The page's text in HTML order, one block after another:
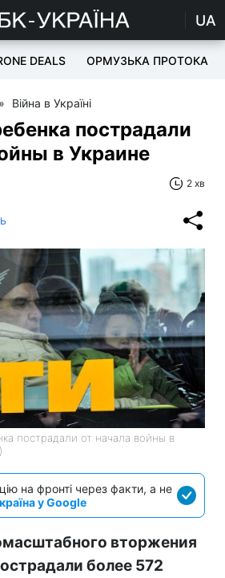
UA
DEALS ОРМУЗЬКА ПРОТОКА
» Війна в Україні
пострадали
в Украине
2 хв
пострадали от начала войны в
на фронті через факти, а не
у Google
вторжения
более 572